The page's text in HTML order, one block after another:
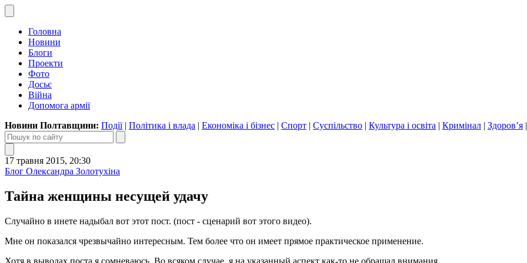
Головна
Новини
Блоги
Проекти
Фото
Досьє
Війна
Допомога армії
Новини Полтавщини: Події| Політика і влада | Економіка і бізнес | Спорт | Суспільство | Культура і освіта | Кримінал | Здоров’я |
17 травня 2015, 20:30
Блог Олександра Золотухіна
Тайна женщины несущей удачу
Случайно в инете надыбал вот этот пост. (пост - сценарий вот этого видео).
Мне он показался чрезвычайно интересным. Тем более что он имеет прямое практическое применение.
Хотя в выводах поста я сомневаюсь. Во всяком случае, я на указанный аспект как-то не обращал внимания.